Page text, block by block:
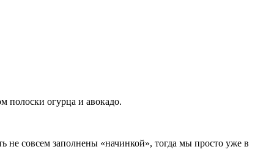
полоски огурца и авокадо.
не совсем заполнены «начинкой», тогда мы просто уже в